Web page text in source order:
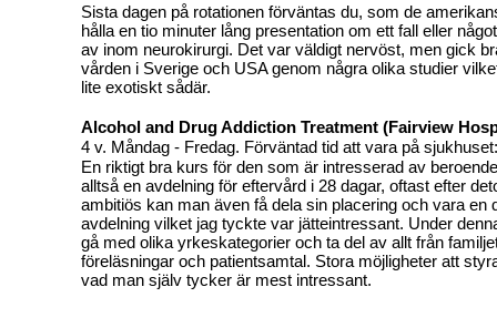
Sista dagen på rotationen förväntas du, som de
hålla en tio minuter lång presentation om ett fall eller
av inom neurokirurgi. Det var väldigt nervöst, men gick
vården i Sverige och USA genom några olika studier
lite exotiskt sådär.
Alcohol and DrugAddiction Treatment (Fairview
4 v. Måndag - Fredag. Förväntad tid att vara på
En riktigt bra kurs för den som är intresserad av
alltså en avdelning för eftervård i 28 dagar, oftast efter
ambitiös kan man även få dela sin placering och vara en
avdelning vilket jag tyckte var jätteintressant. Under
gå med olika yrkeskategorier och ta del av allt från
föreläsningar och patientsamtal. Stora möjligheter att
vad man själv tycker är mest intressant.